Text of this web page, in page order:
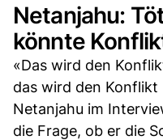
Netanjahu:
könnte
«Das wird den
das wird den Konflikt
Netanjahu im
die Frage, ob er die